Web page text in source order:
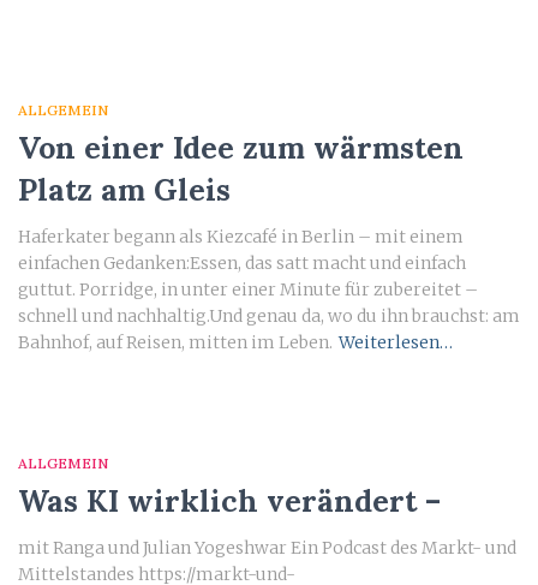
ALLGEMEIN
Von einer Idee zum wärmsten
Platz am Gleis
Haferkater begann als Kiezcafé in Berlin – mit einem
einfachen Gedanken:Essen, das satt macht und einfach
guttut. Porridge, in unter einer Minute für zubereitet –
schnell und nachhaltig.Und genau da, wo du ihn brauchst: am
Bahnhof, auf Reisen, mitten im Leben. Weiterlesen…
ALLGEMEIN
Was KI wirklich verändert –
mit Ranga und Julian Yogeshwar Ein Podcast des Markt- und
Mittelstandes https://markt-und-